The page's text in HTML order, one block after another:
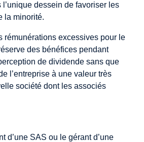
dessein de favoriser les
la minorité.
rémunérations excessives pour le
des bénéfices pendant
de dividende sans que
l’entreprise à une valeur très
société dont les associés
d’une SAS ou le gérant d’une